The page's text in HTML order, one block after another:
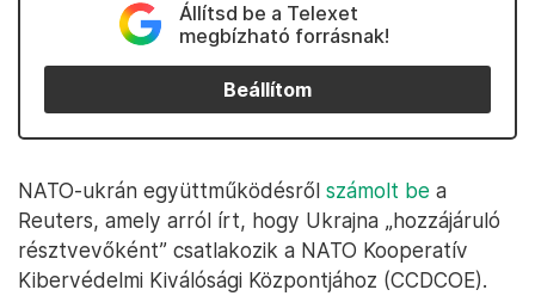
Állítsd be a Telexet
megbízható forrásnak!
Beállítom
NATO-ukrán együttműködésről számolt be a
Reuters, amely arról írt, hogy Ukrajna „hozzájáruló
résztvevőként” csatlakozik a NATO Kooperatív
Kibervédelmi Kiválósági Központjához (CCDCOE).